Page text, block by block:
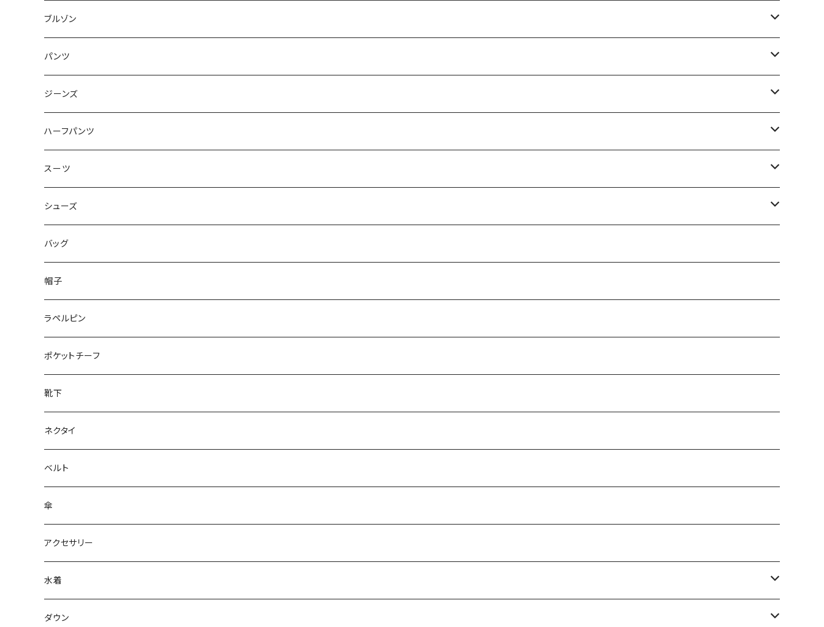
50/XL～
48/L
50/XL～
46/M
48/L
50/XL～
～44/S
46/M
48/L
50/XL～
ブルゾン
～44/S
46/M
48/L
50/XL～
パンツ
～44/S
46/M
48/L
50/XL～
ジーンズ
～44/S
46/M
48/L
50/XL～
ハーフパンツ
～44/S
46/M
48/L
50/XL～
スーツ
～44/S
46/M
48/L
50/XL～
シューズ
～25.5cm
26cm～
27cm～
28cm～
バッグ
帽子
ラペルピン
ポケットチーフ
靴下
ネクタイ
ベルト
傘
アクセサリー
水着
～44/S
ダウン